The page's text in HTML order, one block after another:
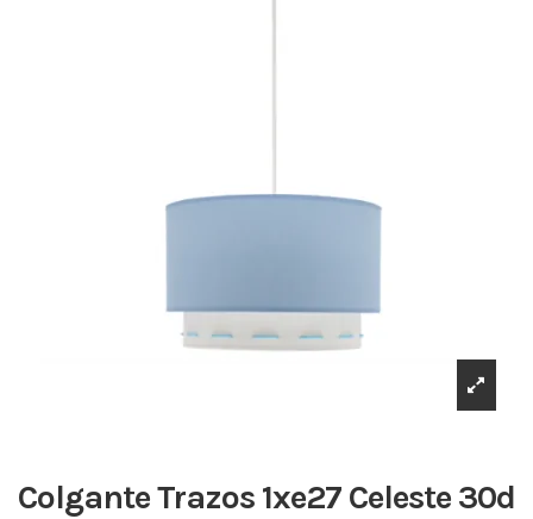
Colgante Trazos 1xe27 Celeste 30d